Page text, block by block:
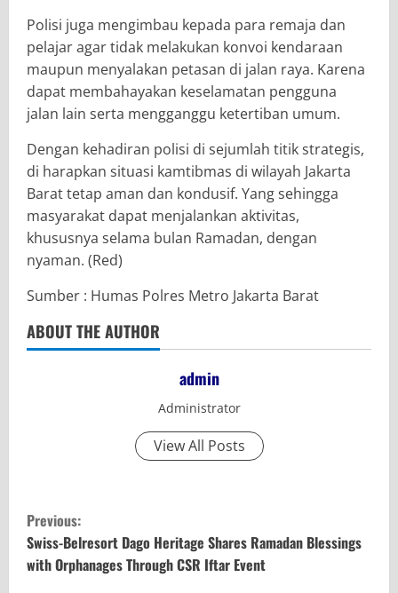
Polisi juga mengimbau kepada para remaja dan
pelajar agar tidak melakukan konvoi kendaraan
maupun menyalakan petasan di jalan raya. Karena
dapat membahayakan keselamatan pengguna
jalan lain serta mengganggu ketertiban umum.
Dengan kehadiran polisi di sejumlah titik strategis,
di harapkan situasi kamtibmas di wilayah Jakarta
Barat tetap aman dan kondusif. Yang sehingga
masyarakat dapat menjalankan aktivitas,
khususnya selama bulan Ramadan, dengan
nyaman. (Red)
Sumber : Humas Polres Metro Jakarta Barat
ABOUT THE AUTHOR
admin
Administrator
View All Posts
C
o
Previous:
Swiss-Belresort Dago Heritage Shares Ramadan Blessings
with Orphanages Through CSR Iftar Event